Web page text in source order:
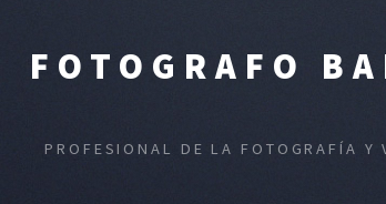
FOTOGRAFO
PROFESIONAL DE LA FOTOGRAFÍA Y